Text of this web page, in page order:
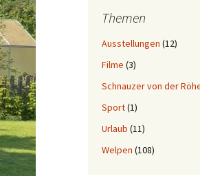
Themen
Ausstellungen (12)
Filme (3)
Schnauzer von der
Sport(1)
Urlaub (11)
Welpen (108)